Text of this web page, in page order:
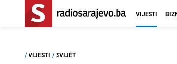
VIJESTI
/ VIJESTI / SVIJET